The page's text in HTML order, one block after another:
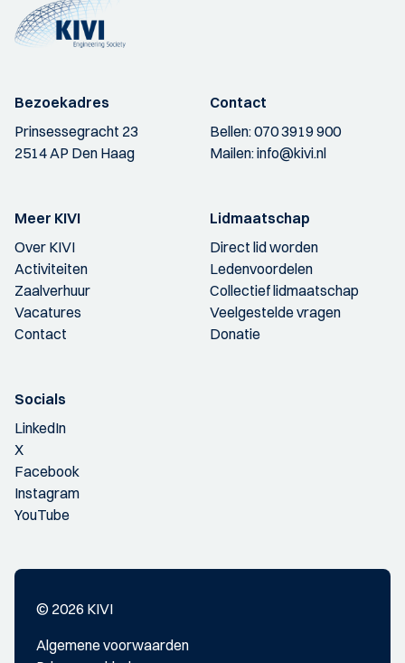
Bezoekadres
Prinsessegracht 23
2514 AP Den Haag
Contact
Bellen:070 3919 900
Mailen:info@kivi.nl
Meer KIVI
Over KIVI
Activiteiten
Zaalverhuur
Vacatures
Contact
Lidmaatschap
Direct lid worden
Ledenvoordelen
Collectief lidmaatschap
Veelgestelde vragen
Donatie
Socials
LinkedIn
X
Facebook
Instagram
YouTube
© 2026 KIVI
Algemene voorwaarden